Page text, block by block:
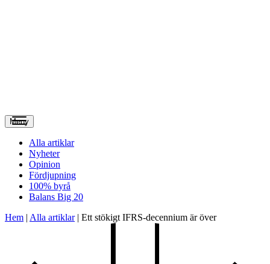
Meny
Alla artiklar
Nyheter
Opinion
Fördjupning
100% byrå
Balans Big 20
Hem | Alla artiklar| Ett stökigt IFRS-decennium är över